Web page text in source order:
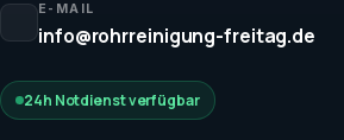
E-MAIL
info@rohrreinigung-freitag.de
24h Notdienst verfügbar